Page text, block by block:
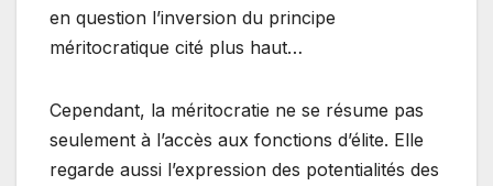
en question l’inversion du principe
méritocratique cité plus haut…
Cependant, la méritocratie ne se résume pas
seulement à l’accès aux fonctions d’élite. Elle
regarde aussi l’expression des potentialités des